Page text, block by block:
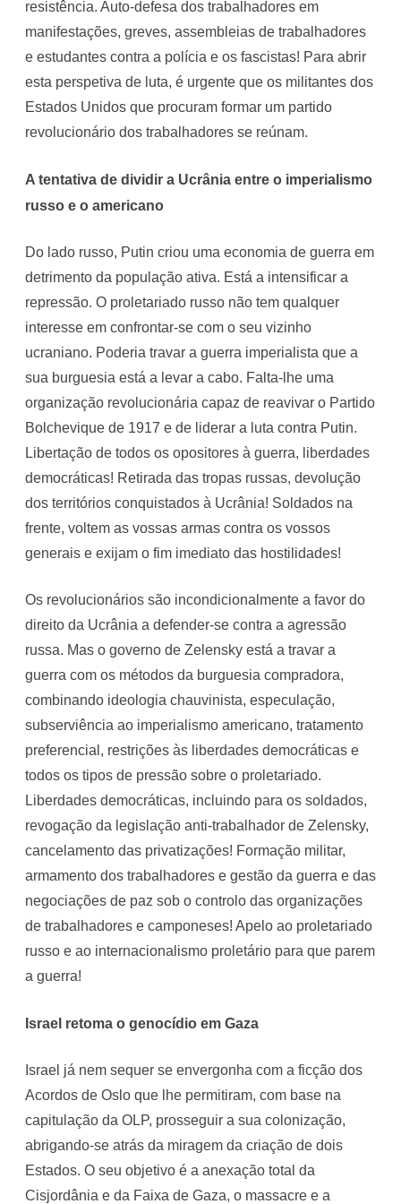
resistência. Auto-defesa dos trabalhadores em
manifestações, greves, assembleias de trabalhadores
e estudantes contra a polícia e os fascistas! Para abrir
esta perspetiva de luta, é urgente que os militantes dos
Estados Unidos que procuram formar um partido
revolucionário dos trabalhadores se reúnam.
A tentativa de dividir a Ucrânia entre o imperialismo
russo e o americano
Do lado russo, Putin criou uma economia de guerra em
detrimento da população ativa. Está a intensificar a
repressão. O proletariado russo não tem qualquer
interesse em confrontar-se com o seu vizinho
ucraniano. Poderia travar a guerra imperialista que a
sua burguesia está a levar a cabo. Falta-lhe uma
organização revolucionária capaz de reavivar o Partido
Bolchevique de 1917 e de liderar a luta contra Putin.
Libertação de todos os opositores à guerra, liberdades
democráticas! Retirada das tropas russas, devolução
dos territórios conquistados à Ucrânia! Soldados na
frente, voltem as vossas armas contra os vossos
generais e exijam o fim imediato das hostilidades!
Os revolucionários são incondicionalmente a favor do
direito da Ucrânia a defender-se contra a agressão
russa. Mas o governo de Zelensky está a travar a
guerra com os métodos da burguesia compradora,
combinando ideologia chauvinista, especulação,
subserviência ao imperialismo americano, tratamento
preferencial, restrições às liberdades democráticas e
todos os tipos de pressão sobre o proletariado.
Liberdades democráticas, incluindo para os soldados,
revogação da legislação anti-trabalhador de Zelensky,
cancelamento das privatizações! Formação militar,
armamento dos trabalhadores e gestão da guerra e das
negociações de paz sob o controlo das organizações
de trabalhadores e camponeses! Apelo ao proletariado
russo e ao internacionalismo proletário para que parem
a guerra!
Israel retoma o genocídio em Gaza
Israel já nem sequer se envergonha com a ficção dos
Acordos de Oslo que lhe permitiram, com base na
capitulação da OLP, prosseguir a sua colonização,
abrigando-se atrás da miragem da criação de dois
Estados. O seu objetivo é a anexação total da
Cisjordânia e da Faixa de Gaza, o massacre e a